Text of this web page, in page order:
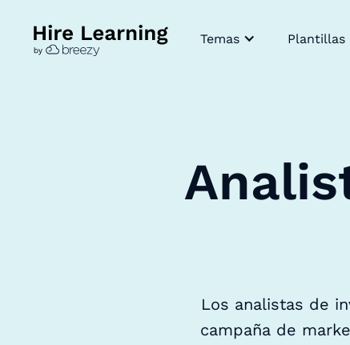
Temas Plantillas
Los analistas de
campaña de